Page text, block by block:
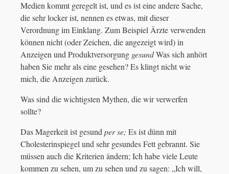
Medien kommt geregelt ist, und es ist eine andere Sache,
die sehr locker ist, nennen es etwas, mit dieser
Verordnung im Einklang. Zum Beispiel Ärzte verwenden
können nicht (oder Zeichen, die angezeigt wird) in
Anzeigen und Produktversorgung gesundWas sich anhört
haben Sie mehr als eine gesehen? Es klingt nicht wie
mich, die Anzeigen zurück.
Was sind die wichtigsten Mythen, die wir verwerfen
sollte?
Das Magerkeit ist gesund per se; Es ist dünn mit
Cholesterinspiegel und sehr gesundes Fett gebrannt. Sie
müssen auch die Kriterien ändern; Ich habe viele Leute
kommen zu sehen, um zu sehen und zu sagen: „Ich will,